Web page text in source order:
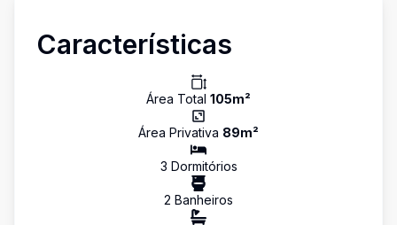
Características
Área Total 105m²
Área Privativa 89m²
3 Dormitórios
2 Banheiros